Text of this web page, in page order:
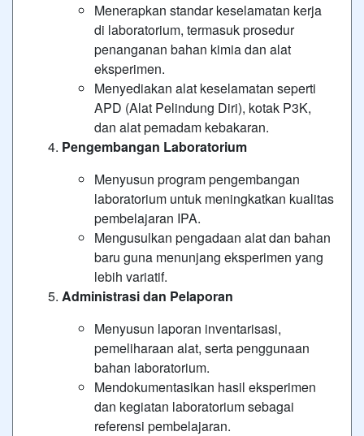
Menerapkan standar keselamatan kerja
di laboratorium, termasuk prosedur
penanganan bahan kimia dan alat
eksperimen.
Menyediakan alat keselamatan seperti
APD (Alat Pelindung Diri), kotak P3K,
dan alat pemadam kebakaran.
Pengembangan Laboratorium
Menyusun program pengembangan
laboratorium untuk meningkatkan kualitas
pembelajaran IPA.
Mengusulkan pengadaan alat dan bahan
baru guna menunjang eksperimen yang
lebih variatif.
Administrasi dan Pelaporan
Menyusun laporan inventarisasi,
pemeliharaan alat, serta penggunaan
bahan laboratorium.
Mendokumentasikan hasil eksperimen
dan kegiatan laboratorium sebagai
referensi pembelajaran.